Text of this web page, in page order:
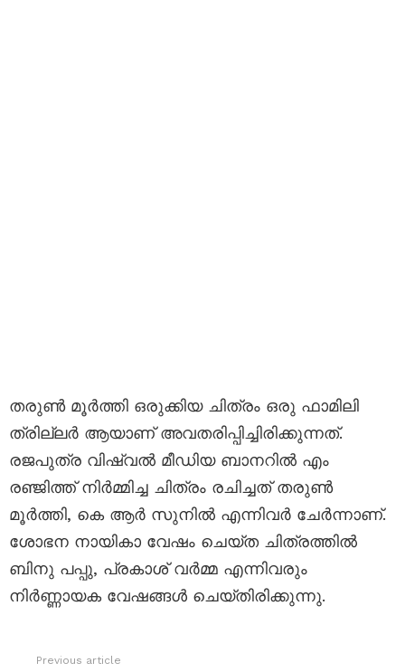
തരുൺ മൂർത്തി ഒരുക്കിയ ചിത്രം ഒരു ഫാമിലി
ത്രില്ലർ ആയാണ് അവതരിപ്പിച്ചിരിക്കുന്നത്.
രജപുത്ര വിഷ്വൽ മീഡിയ ബാനറിൽ എം
രഞ്ജിത്ത് നിർമ്മിച്ച ചിത്രം രചിച്ചത് തരുൺ
മൂർത്തി, കെ ആർ സുനിൽ എന്നിവർ ചേർന്നാണ്.
ശോഭന നായികാ വേഷം ചെയ്ത ചിത്രത്തിൽ
ബിനു പപ്പു, പ്രകാശ് വർമ്മ എന്നിവരും
നിർണ്ണായക വേഷങ്ങൾ ചെയ്തിരിക്കുന്നു.
Previous article